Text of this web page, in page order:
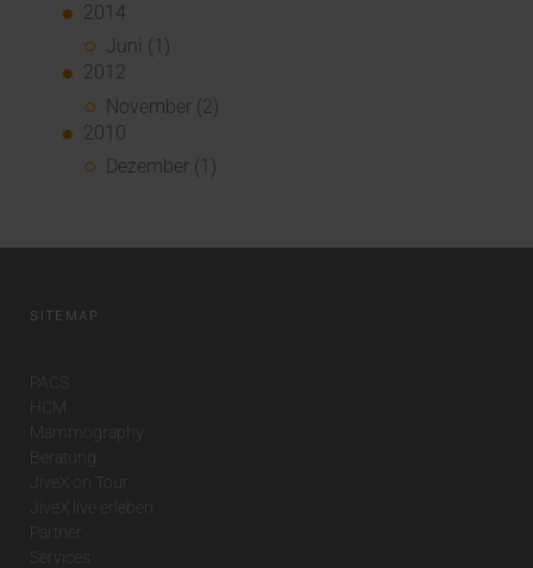
2014
Juni (1)
2012
November (2)
2010
Dezember (1)
SITEMAP
PACS
HCM
Mammography
Beratung
JiveX on Tour
JiveX live erleben
Partner
Services